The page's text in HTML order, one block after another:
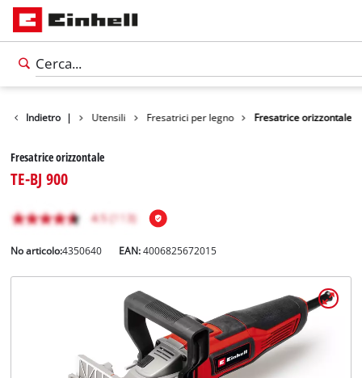
Indietro |
Prodotti Utensili Fresatrici per legno Fresatrice orizzontale
Fresatrice orizzontale
TE-BJ 900
No articolo:4350640 EAN:4006825672015